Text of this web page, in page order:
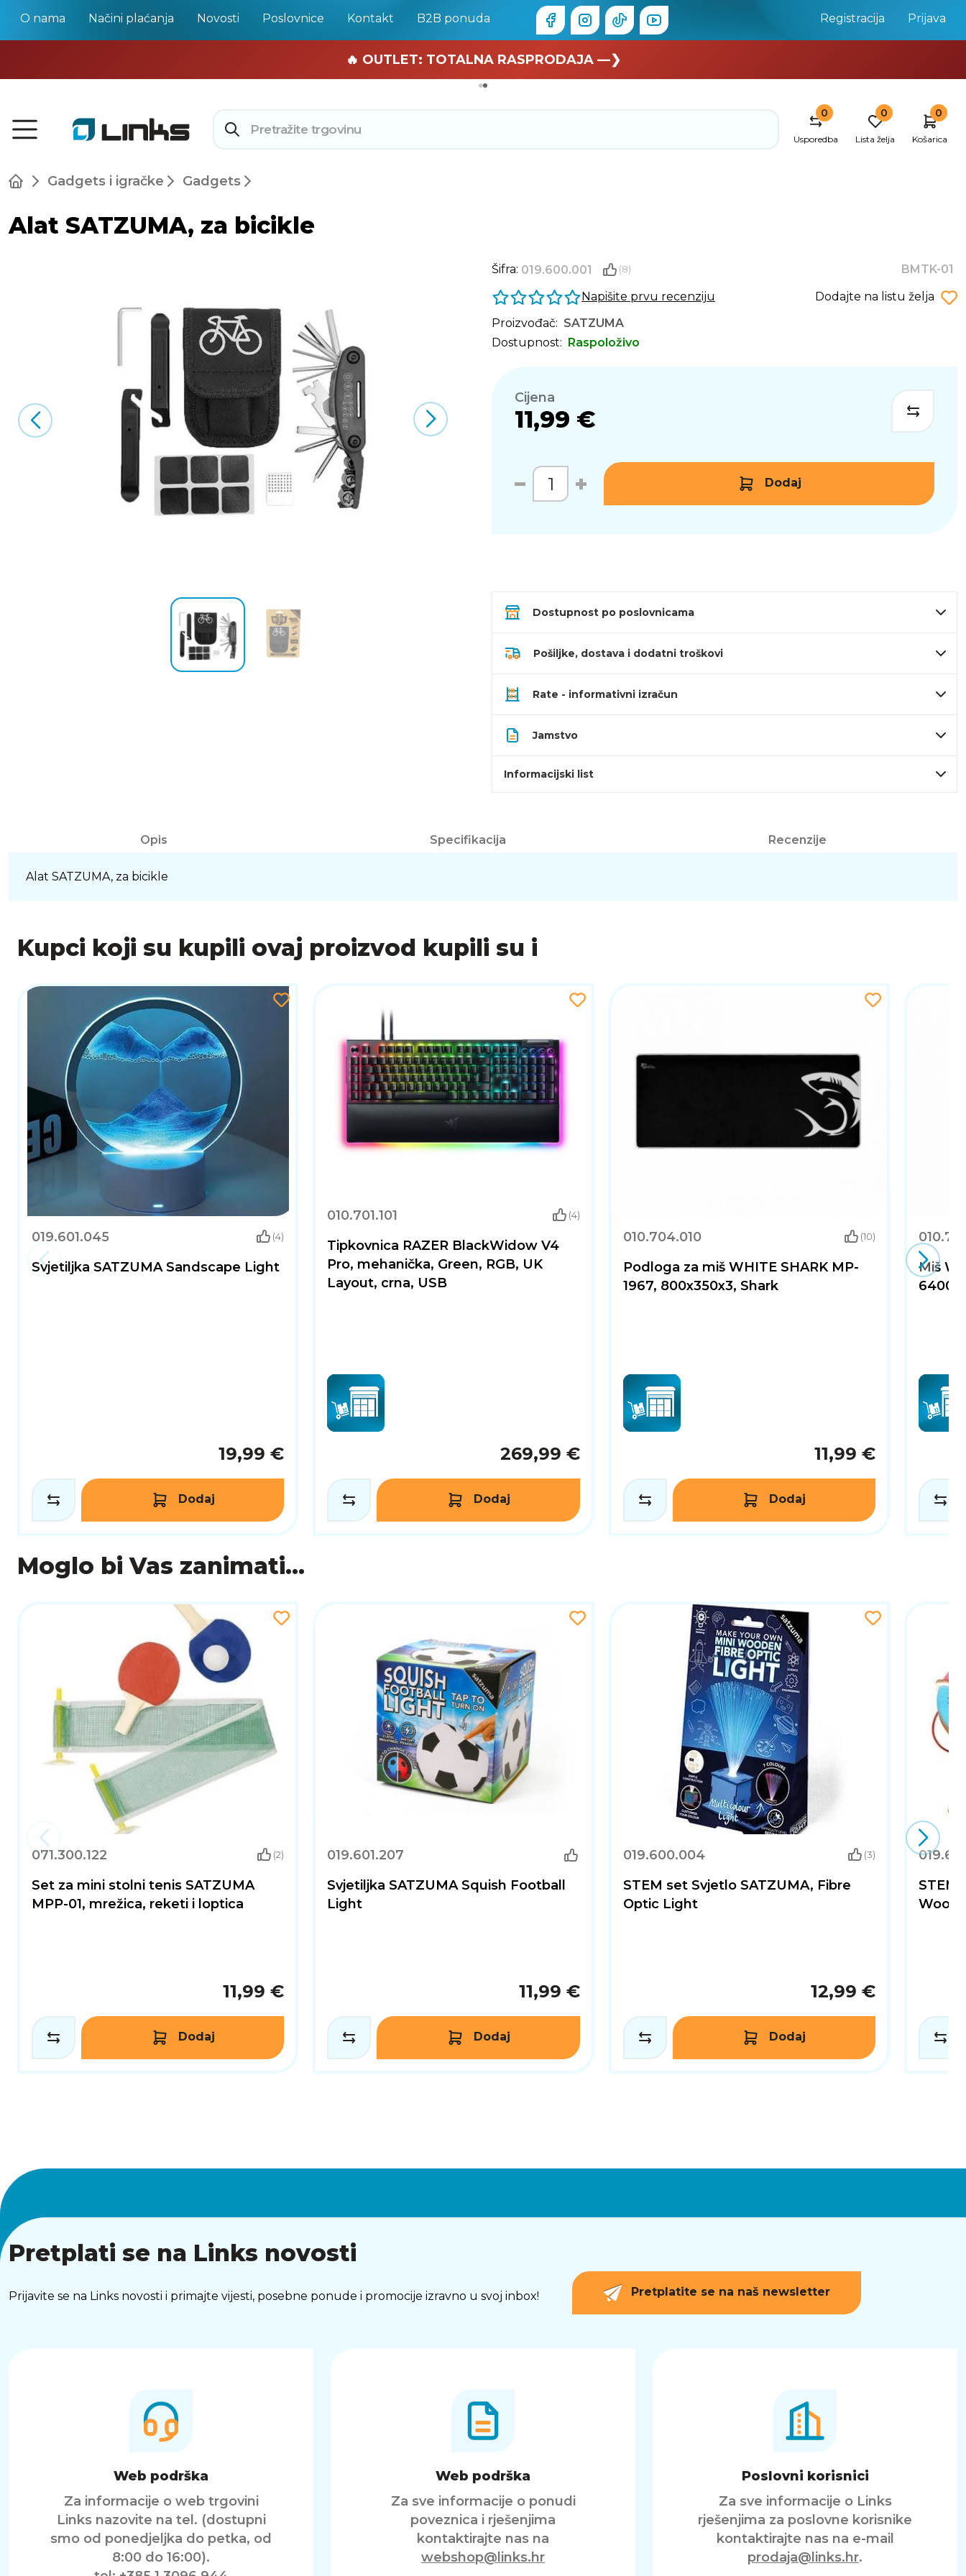
O nama Načini plaćanja Novosti Poslovnice Kontakt B2B ponuda Registracija Prijava
🏄 Zaslužuješ odmor —❯
🔥 OUTLET: TOTALNA RASPRODAJA —❯
0
Usporedba
0
Lista želja
0
Košarica
Gadgets i igračke Gadgets
Alat SATZUMA, za bicikle
Šifra: 019.600.001 (8)
BMTK-01
Napišite prvu recenziju
Dodajte na listu želja
Proizvođač: SATZUMA
Dostupnost: Raspoloživo
Cijena
11,99 €
Dodaj
Dostupnost po poslovnicama
Pošiljke, dostava i dodatni troškovi
Rate - informativni izračun
Jamstvo
Informacijski list
Opis Specifikacija Recenzije
Alat SATZUMA, za bicikle
Kupci koji su kupili ovaj proizvod kupili su i
019.601.045 (4)
Svjetiljka SATZUMA Sandscape Light
19,99 €
Dodaj
010.701.101 (4)
Tipkovnica RAZER BlackWidow V4
Pro, mehanička, Green, RGB, UK
Layout, crna, USB
269,99 €
Dodaj
010.704.010 (10)
Podloga za miš WHITE SHARK MP-
1967, 800x350x3, Shark
11,99 €
Dodaj
Miš
Moglo bi Vas zanimati...
071.300.122 (2)
Set za mini stolni tenis SATZUMA
MPP-01, mrežica, reketi i loptica
11,99 €
Dodaj
019.601.207
Svjetiljka SATZUMA Squish Football
Light
11,99 €
Dodaj
019.600.004 (3)
STEM set Svjetlo SATZUMA, Fibre
Optic Light
12,99 €
Dodaj
STEM
Pretplati se na Links novosti
Prijavite se na Links novosti i primajte vijesti, posebne ponude i promocije izravno u svoj inbox! Pretplatite se na naš newsletter
Web podrška
Za informacije o web trgovini
Links nazovite na tel. (dostupni
smo od ponedjeljka do petka, od
8:00 do 16:00).
Web podrška
Za sve informacije o ponudi
poveznica i rješenjima
kontaktirajte nas na
webshop@links.hr
Poslovni korisnici
Za sve informacije o Links
rješenjima za poslovne korisnike
kontaktirajte nas na e-mail
prodaja@links.hr.